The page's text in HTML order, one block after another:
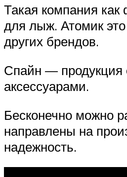
Такая компания
для лыж. Атомик
других брендов.
Спайн — продукция
аксессуарами.
Бесконечно можно
направлены на
надежность.